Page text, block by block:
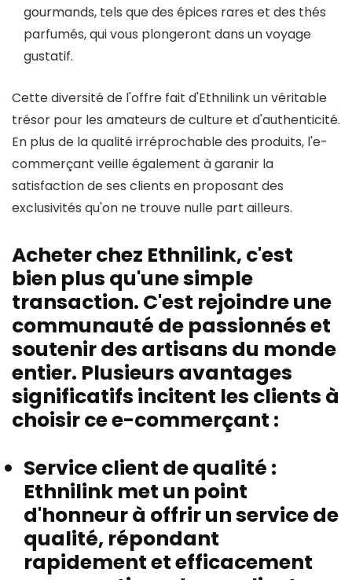
gourmands, tels que des épices rares et des thés
parfumés, qui vous plongeront dans un voyage
gustatif.
Cette diversité de l'offre fait d'Ethnilink un véritable
trésor pour les amateurs de culture et d'authenticité.
En plus de la qualité irréprochable des produits, l'e-
commerçant veille également à garanir la
satisfaction de ses clients en proposant des
exclusivités qu'on ne trouve nulle part ailleurs.
Acheter chez Ethnilink, c'est
bien plus qu'une simple
transaction. C'est rejoindre une
communauté de passionnés et
soutenir des artisans du monde
entier. Plusieurs avantages
significatifs incitent les clients à
choisir ce e-commerçant :
Service client de qualité :
Ethnilink met un point
d'honneur à offrir un service de
qualité, répondant
rapidement et efficacement